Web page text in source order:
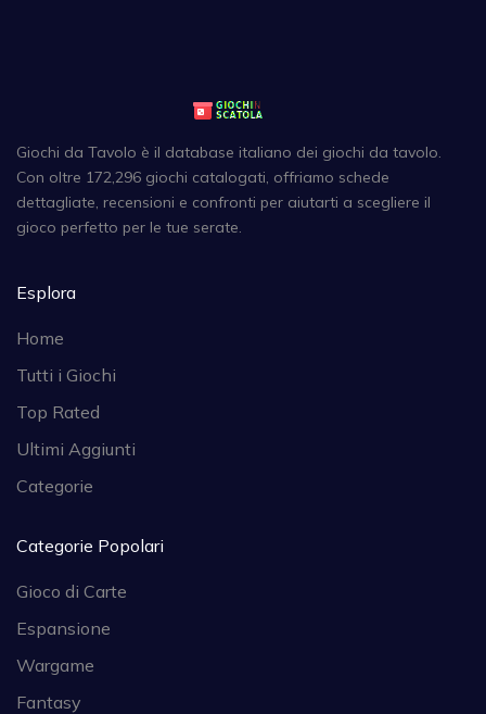
Giochi da Tavolo è il database italiano dei giochi da tavolo.
Con oltre 172,296 giochi catalogati, offriamo schede
dettagliate, recensioni e confronti per aiutarti a scegliere il
gioco perfetto per le tue serate.
Esplora
Home
Tutti i Giochi
Top Rated
Ultimi Aggiunti
Categorie
Categorie Popolari
Gioco di Carte
Espansione
Wargame
Fantasy